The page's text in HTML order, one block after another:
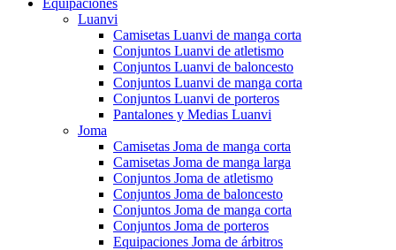
Equipaciones
Luanvi
Camisetas Luanvi de manga corta
Conjuntos Luanvi de atletismo
Conjuntos Luanvi de baloncesto
Conjuntos Luanvi de manga corta
Conjuntos Luanvi de porteros
Pantalones y Medias Luanvi
Joma
Camisetas Joma de manga corta
Camisetas Joma de manga larga
Conjuntos Joma de atletismo
Conjuntos Joma de baloncesto
Conjuntos Joma de manga corta
Conjuntos Joma de porteros
Equipaciones Joma de árbitros